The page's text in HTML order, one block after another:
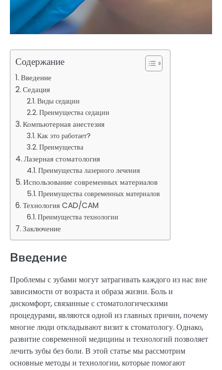
Содержание
Введение
Седация
Виды седации
Преимущества седации
Компьютерная анестезия
Как это работает?
Преимущества
Лазерная стоматология
Преимущества лазерного лечения
Использование современных материалов
Преимущества современных материалов
Технология CAD/CAM
Преимущества технологии
Заключение
Введение
Проблемы с зубами могут затрагивать каждого из нас вне
зависимости от возраста и образа жизни. Боль и
дискомфорт, связанные с стоматологическими
процедурами, являются одной из главных причин, почему
многие люди откладывают визит к стоматологу. Однако,
развитие современной медицины и технологий позволяет
лечить зубы без боли. В этой статье мы рассмотрим
основные методы и технологии, которые помогают